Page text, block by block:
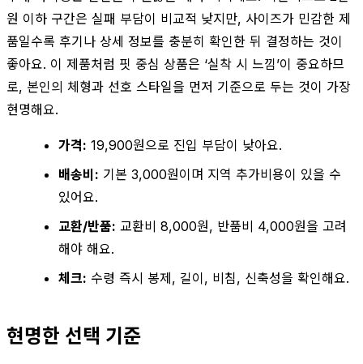
원 이하 구간은 실패 부담이 비교적 낮지만, 사이즈가 민감한 제
품일수록 후기나 상세 정보를 충분히 확인한 뒤 결정하는 것이
좋아요. 이 제품처럼 핏 중심 상품은 ‘실착 시 느낌’이 중요하므
로, 본인의 체형과 선호 스타일을 먼저 기준으로 두는 것이 가장
현명해요.
가격: 19,900원으로 진입 부담이 낮아요.
배송비: 기본 3,000원이며 지역 추가비용이 있을 수
있어요.
교환/반품: 교환비 8,000원, 반품비 4,000원을 고려
해야 해요.
체크: 수령 즉시 봉제, 길이, 비침, 신축성을 확인해요.
현명한 선택 기준